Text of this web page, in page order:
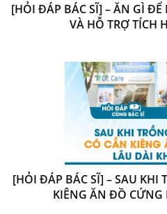
[HỎI ĐÁP BÁC SĨ] – ĂN GÌ
VÀ HỖ TRỢ TÍCH
[HỎI ĐÁP BÁC SĨ] – SAU KHI
KIÊNG ĂN ĐỒ CỨNG